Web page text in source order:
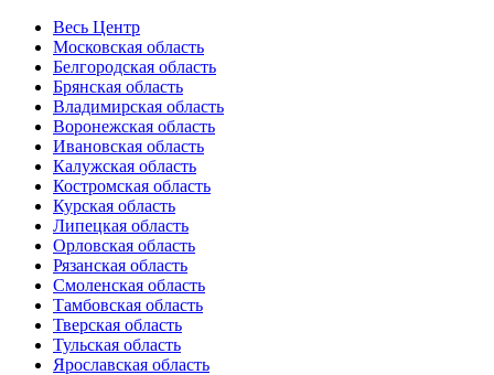
Весь Центр
Московская область
Белгородская область
Брянская область
Владимирская область
Воронежская область
Ивановская область
Калужская область
Костромская область
Курская область
Липецкая область
Орловская область
Рязанская область
Смоленская область
Тамбовская область
Тверская область
Тульская область
Ярославская область